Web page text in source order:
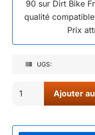
90 sur Dirt Bike
qualité
Prix
UGS:
AXE
Ajouter